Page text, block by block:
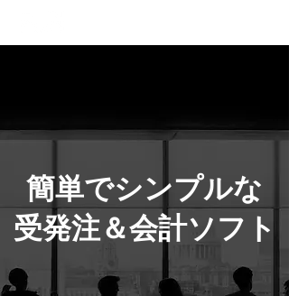
簡単でシンプルな
受発注＆会計ソフト